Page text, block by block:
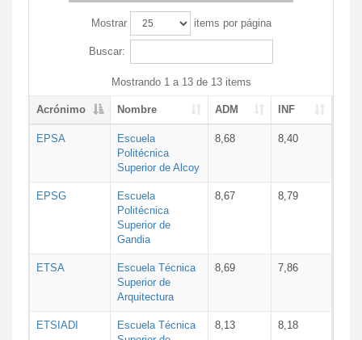
Mostrar items por página
Buscar:
Mostrando 1 a 13 de 13 items
Acrónimo Nombre ADM INF
EPSA
Escuela
Politécnica
Superior de Alcoy
8,68 8,40
EPSG
Escuela
Politécnica
Superior de
Gandia
8,67 8,79
ETSA
Escuela Técnica
Superior de
Arquitectura
8,69 7,86
ETSIADI
Escuela Técnica
8,13 8,18